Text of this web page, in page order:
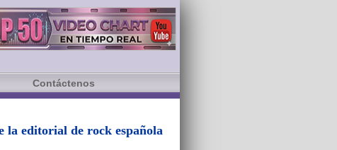
Contáctenos
la editorial de rock española